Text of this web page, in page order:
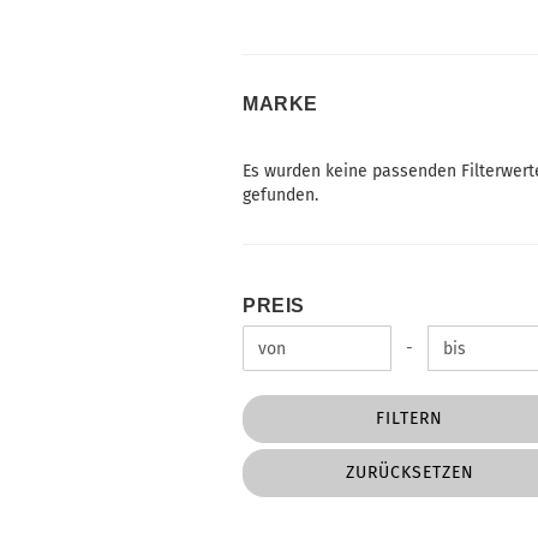
MARKE
MARKE
Es wurden keine passenden
gefunden.
PREIS
Preis bis -
FILTERN
ZURÜCKSETZEN